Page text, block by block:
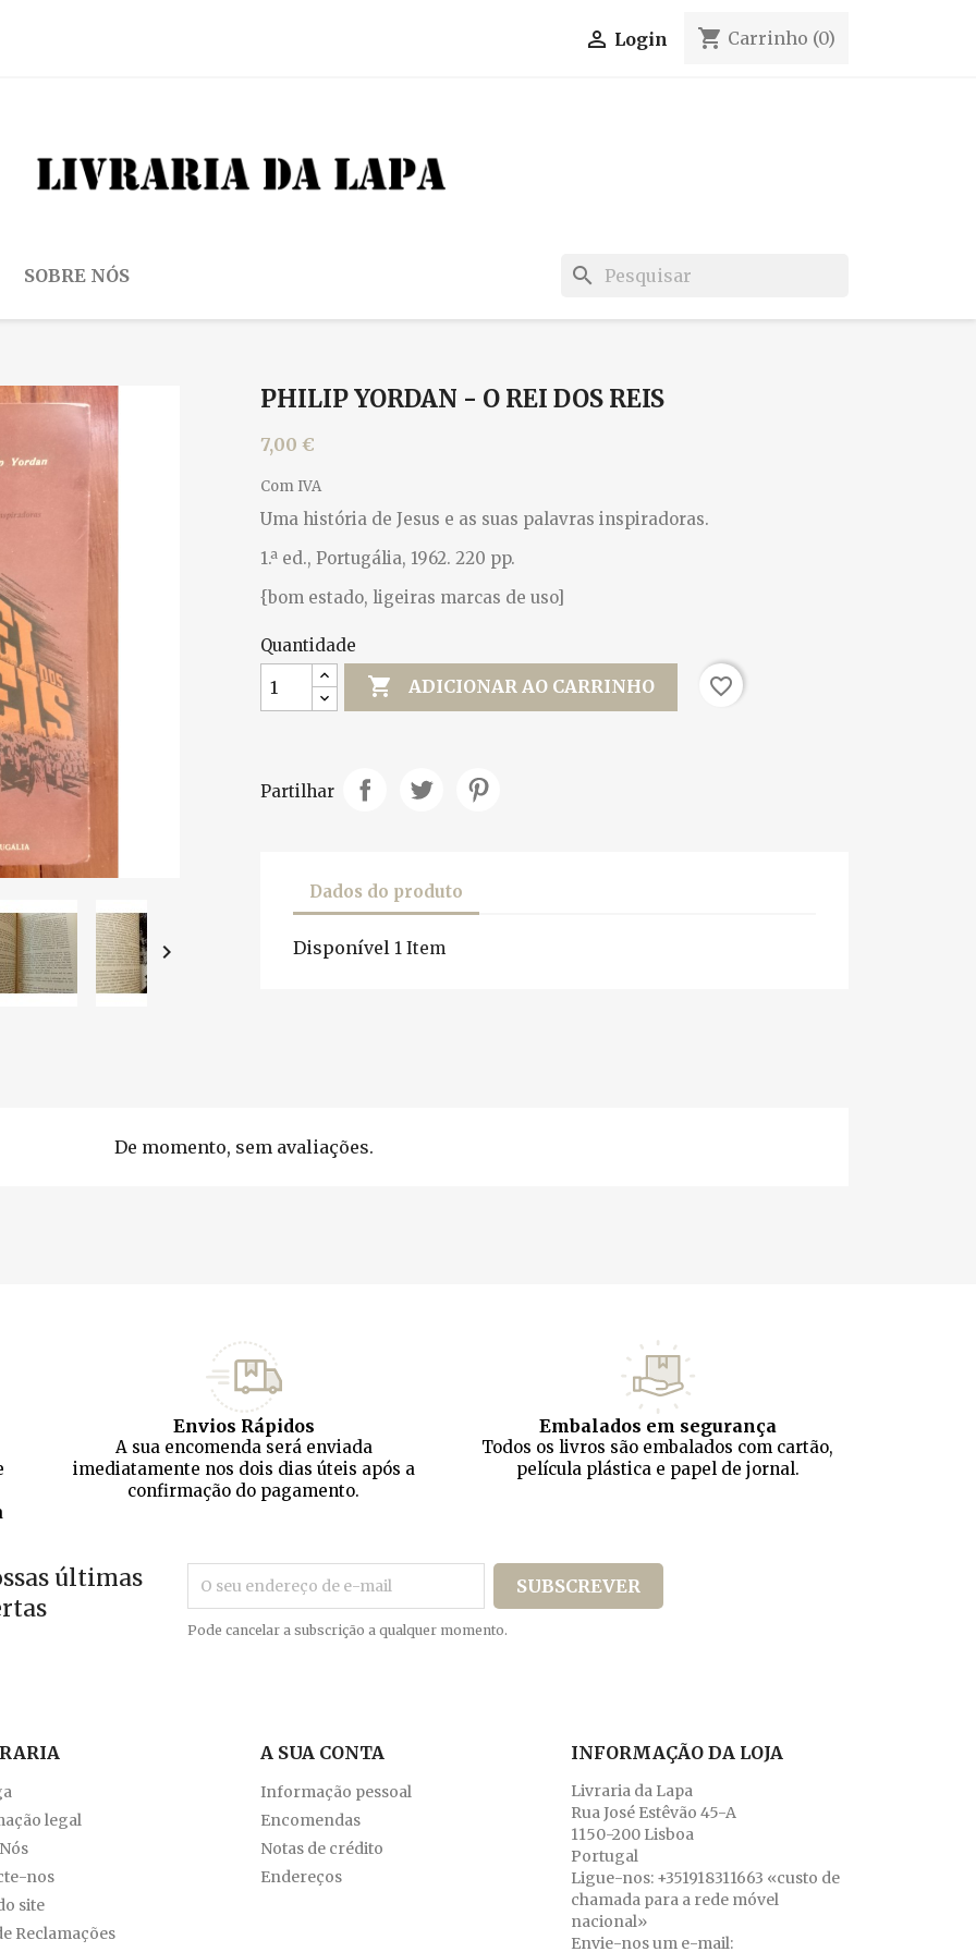
 Login shopping_cart Carrinho (0)
SOBRE NÓS search

PHILIP YORDAN - O REI DOS REIS
7,00 €
Com IVA
Uma história de Jesus e as suas palavras inspiradoras.
1.ª ed., Portugália, 1962. 220 pp.
{bom estado, ligeiras marcas de uso]
Quantidade
 ADICIONAR AO CARRINHO favorite_border
Partilhar
Dados do produto
Disponível 1 Item
De momento, sem avaliações.
Envios Rápidos
A sua encomenda será enviada
imediatamente nos dois dias úteis após a
confirmação do pagamento.
Embalados em segurança
Todos os livros são embalados com cartão,
película plástica e papel de jornal.
últimas
Pode cancelar a subscrição a qualquer momento.
legal
nos
site
Reclamações
A SUA CONTA
Informação pessoal
Encomendas
Notas de crédito
Endereços
INFORMAÇÃO DA LOJA
Livraria da Lapa
Rua José Estêvão 45-A
1150-200 Lisboa
Portugal
Ligue-nos: +351918311663 «custo de
chamada para a rede móvel
nacional»
Envie-nos um e-mail: